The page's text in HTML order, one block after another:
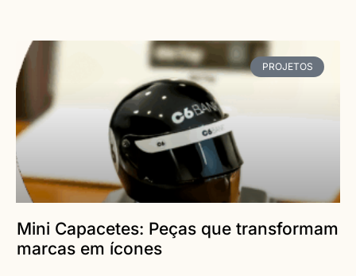
PROJETOS
Mini Capacetes: Peças que transformam
marcas em ícones